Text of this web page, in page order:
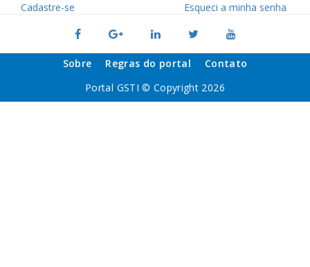
Cadastre-se Esqueci a minha senha
Sobre Regras do portal
Contato
Portal GSTI © Copyright 2026